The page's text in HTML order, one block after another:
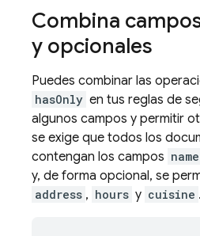
Combina
y opcionales
Puedes combinar las
hasOnly en tus reglas de
algunos campos y permitir
se exige que todos los
contengan los campos name
y, de forma opcional, se
address , hours y cuisine .